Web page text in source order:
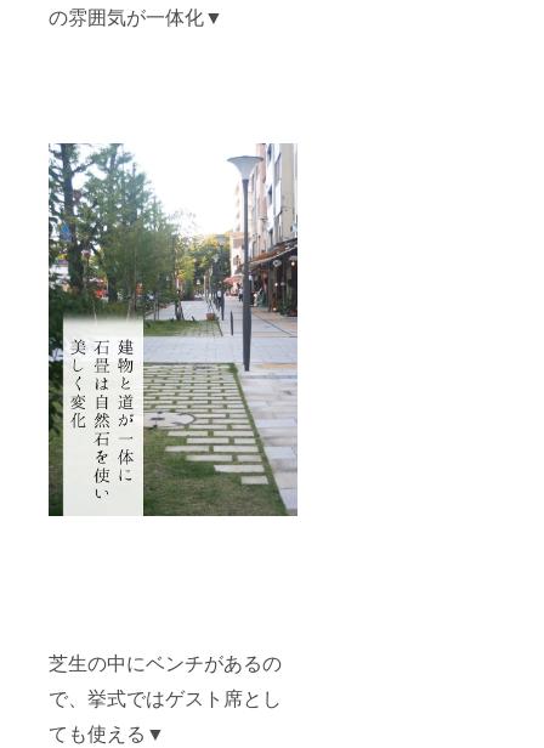
の雰囲気が一体化▼
芝生の中にベンチがあるの
で、挙式ではゲスト席とし
ても使える▼